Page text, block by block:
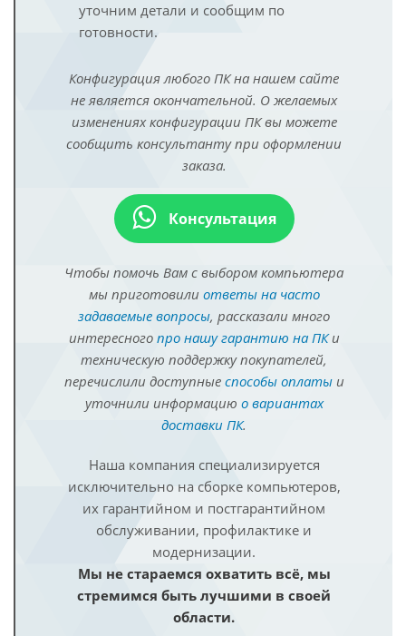
уточним детали и сообщим по
готовности.
Конфигурация любого ПК на нашем сайте
не является окончательной. О желаемых
изменениях конфигурации ПК вы можете
сообщить консультанту при оформлении
заказа.
Консультация
Чтобы помочь Вам с выбором компьютера
мы приготовили ответы на часто
задаваемые вопросы, рассказали много
интересного про нашу гарантию на ПКи
техническую поддержку покупателей,
перечислили доступные способы оплатыи
уточнили информацию о вариантах
доставки ПК.
Наша компания специализируется
исключительно на сборке компьютеров,
их гарантийном и постгарантийном
обслуживании, профилактике и
модернизации.
Мы не стараемся охватить всё, мы
стремимся быть лучшими в своей
области.